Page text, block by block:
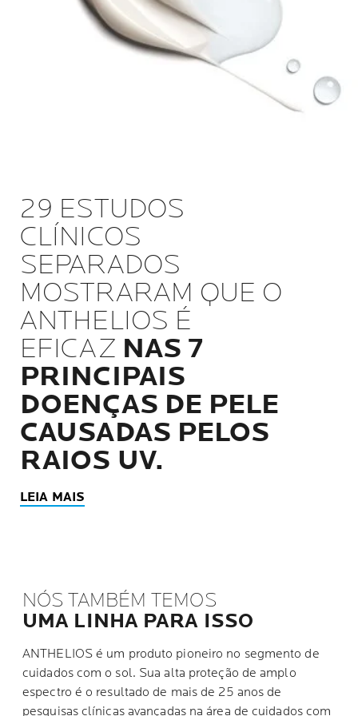
29 ESTUDOS
CLÍNICOS
SEPARADOS
MOSTRARAM QUE O
ANTHELIOS É
EFICAZ NAS 7
PRINCIPAIS
DOENÇAS DE PELE
CAUSADAS PELOS
RAIOS UV.
LEIA MAIS
NÓS TAMBÉM TEMOS
UMA LINHA PARA ISSO
ANTHELIOS é um produto pioneiro no segmento de
cuidados com o sol. Sua alta proteção de amplo
espectro é o resultado de mais de 25 anos de
pesquisas clínicas avançadas na área de cuidados com